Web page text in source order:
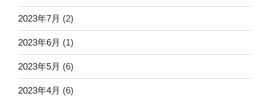
2023年7月 (2)
2023年6月 (1)
2023年5月 (6)
2023年4月 (6)